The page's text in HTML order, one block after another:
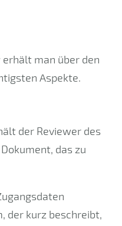
man über den
Aspekte.
der Reviewer des
das zu
der kurz beschreibt,